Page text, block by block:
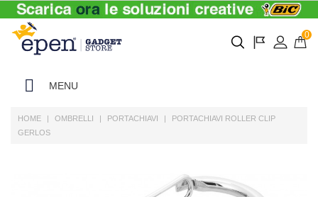
0
MENU
HOME OMBRELLI PORTACHIAVI
PORTACHIAVI ROLLER CLIP
GERLOS